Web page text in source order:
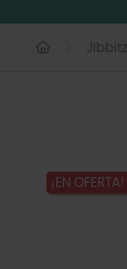
¡EN OFERTA!